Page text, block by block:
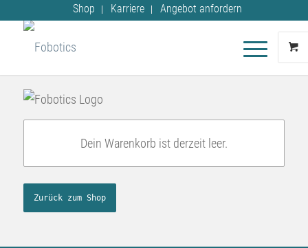
Shop Karriere Angebot anfordern
Dein Warenkorb ist derzeit leer.
Zurück zum Shop